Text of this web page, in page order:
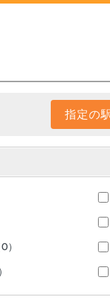
0）